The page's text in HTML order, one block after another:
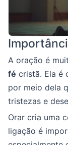
A oração é
fé cristã. Ela é
por meio dela
tristezas e
Orar cria uma
ligação é